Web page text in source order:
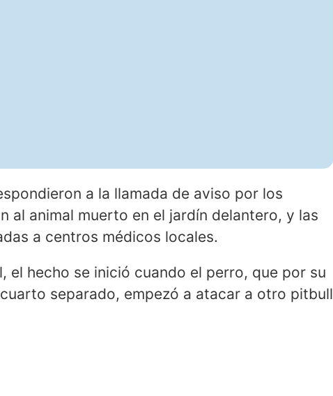
a la llamada de aviso por los
al animal muerto en el jardín delantero, y las
a centros médicos locales.
el hecho se inició cuando el perro, que por su
separado, empezó a atacar a otro pitbull